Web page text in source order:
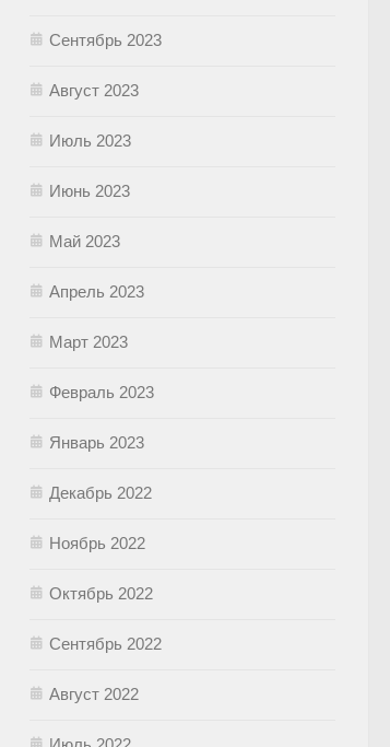
Сентябрь 2023
Август 2023
Июль 2023
Июнь 2023
Май 2023
Апрель 2023
Март 2023
Февраль 2023
Январь 2023
Декабрь 2022
Ноябрь 2022
Октябрь 2022
Сентябрь 2022
Август 2022